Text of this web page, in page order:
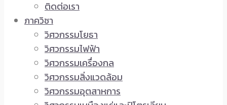
ติดต่อเรา
ภาควิชา
วิศวกรรมโยธา
วิศวกรรมไฟฟ้า
วิศวกรรมเครื่องกล
วิศวกรรมสิ่งแวดล้อม
วิศวกรรมอุตสาหการ